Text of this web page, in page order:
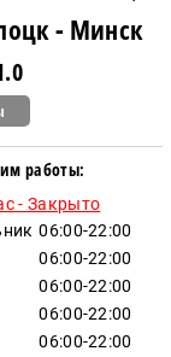
- Минск
работы:
- Закрыто
06:00-22:00
06:00-22:00
06:00-22:00
06:00-22:00
06:00-22:00